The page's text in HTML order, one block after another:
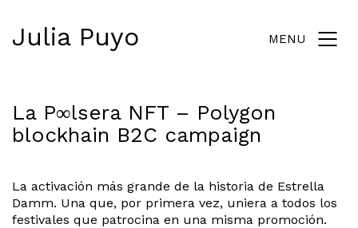
Julia Puyo MENU
La P∞lsera NFT – Polygon
blockhain B2C campaign
La activación más grande de la historia de Estrella
Damm. Una que, por primera vez, uniera a todos los
festivales que patrocina en una misma promoción.